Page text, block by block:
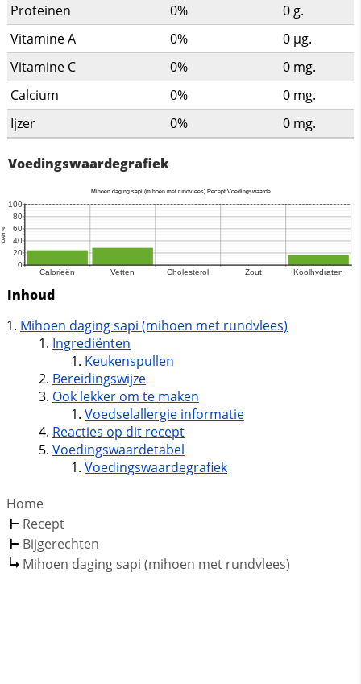
Proteinen 0% 0 g.
Vitamine A
0% 0 µg.
Vitamine C
0% 0 mg.
Calcium
0% 0 mg.
Ijzer
0% 0 mg.
Voedingswaardegrafiek
Inhoud
Mihoen daging sapi (mihoen met rundvlees)
Ingrediënten
Keukenspullen
Bereidingswijze
Ook lekker om te maken
Voedselallergie informatie
Reacties op dit recept
Voedingswaardetabel
Voedingswaardegrafiek
Home
Recept
Bijgerechten
Mihoen daging sapi (mihoen met rundvlees)